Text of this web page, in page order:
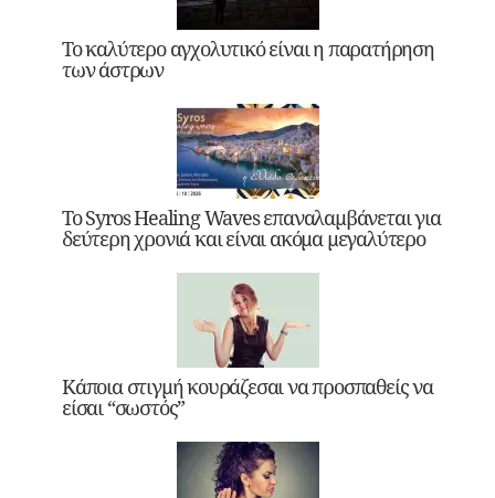
Το καλύτερο αγχολυτικό είναι η παρατήρηση
των άστρων
Το Syros Healing Waves επαναλαμβάνεται για
δεύτερη χρονιά και είναι ακόμα μεγαλύτερο
Κάποια στιγμή κουράζεσαι να προσπαθείς να
είσαι “σωστός”